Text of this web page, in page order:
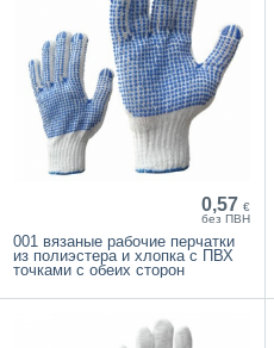
0,57 €
без ПВН
001 вязаные рабочие перчатки
из полиэстера и хлопка с ПВХ
точками с обеих сторон